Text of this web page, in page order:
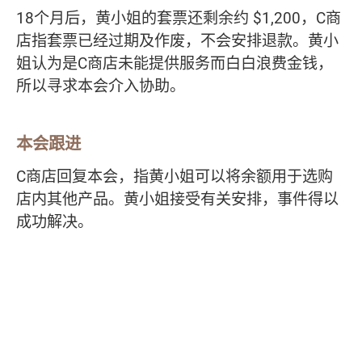
18个月后，黄小姐的套票还剩余约 $1,200，C商
店指套票已经过期及作废，不会安排退款。黄小
姐认为是C商店未能提供服务而白白浪费金钱，
所以寻求本会介入协助。
本会跟进
C商店回复本会，指黄小姐可以将余额用于选购
店内其他产品。黄小姐接受有关安排，事件得以
成功解决。